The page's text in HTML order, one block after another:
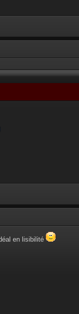
en lisibilité